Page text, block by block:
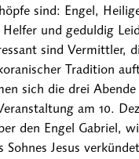
sind: Engel,
und geduldig
sind Vermittler,
Tradition
sich die drei Abende
am 10.
den Engel Gabriel,
Sohnes Jesus